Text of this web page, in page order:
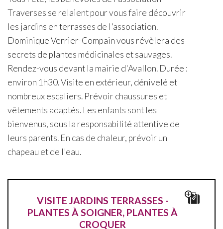
Traverses se relaient pour vous faire découvrir
les jardins en terrasses de l'association.
Dominique Verrier-Compain vous révèlera des
secrets de plantes médicinales et sauvages.
Rendez-vous devant la mairie d'Avallon. Durée :
environ 1h30. Visite en extérieur, dénivelé et
nombreux escaliers. Prévoir chaussures et
vêtements adaptés. Les enfants sont les
bienvenus, sous la responsabilité attentive de
leurs parents. En cas de chaleur, prévoir un
chapeau et de l'eau.
VISITE JARDINS TERRASSES -
PLANTES À SOIGNER, PLANTES À
CROQUER